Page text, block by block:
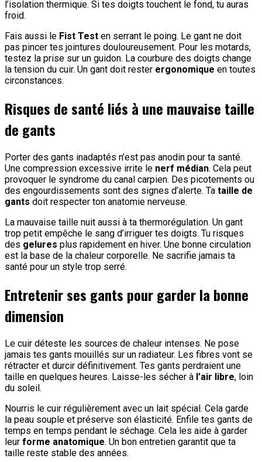
l’isolation thermique. Si tes doigts touchent le fond, tu auras
froid.
Fais aussi le Fist Test en serrant le poing. Le gant ne doit
pas pincer tes jointures douloureusement. Pour les motards,
testez la prise sur un guidon. La courbure des doigts change
la tension du cuir. Un gant doit rester ergonomique en toutes
circonstances.
Risques de santé liés à une mauvaise taille
de gants
Porter des gants inadaptés n’est pas anodin pour ta santé.
Une compression excessive irrite le nerf médian. Cela peut
provoquer le syndrome du canal carpien. Des picotements ou
des engourdissements sont des signes d’alerte. Ta taille de
gants doit respecter ton anatomie nerveuse.
La mauvaise taille nuit aussi à ta thermorégulation. Un gant
trop petit empêche le sang d’irriguer tes doigts. Tu risques
des gelures plus rapidement en hiver. Une bonne circulation
est la base de la chaleur corporelle. Ne sacrifie jamais ta
santé pour un style trop serré.
Entretenir ses gants pour garder la bonne
dimension
Le cuir déteste les sources de chaleur intenses. Ne pose
jamais tes gants mouillés sur un radiateur. Les fibres vont se
rétracter et durcir définitivement. Tes gants perdraient une
taille en quelques heures. Laisse-les sécher à l’air libre, loin
du soleil.
Nourris le cuir régulièrement avec un lait spécial. Cela garde
la peau souple et préserve son élasticité. Enfile tes gants de
temps en temps pendant le séchage. Cela les aide à garder
leur forme anatomique. Un bon entretien garantit que ta
taille reste stable des années.